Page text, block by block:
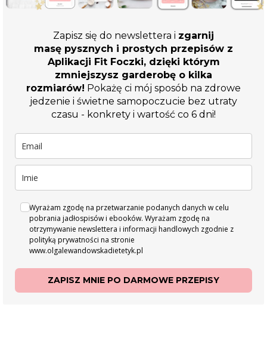
Zapisz się do newslettera i zgarnij
masę pysznych i prostych przepisów z
Aplikacji Fit Foczki, dzięki którym
zmniejszysz garderobę o kilka
rozmiarów! Pokażę ci mój sposób na zdrowe
jedzenie i świetne samopoczucie bez utraty
czasu - konkrety i wartość co 6 dni!
Wyrażam zgodę na przetwarzanie podanych danych w celu
pobrania jadłospisów i ebooków. Wyrażam zgodę na
otrzymywanie newslettera i informacji handlowych zgodnie z
polityką prywatności na stronie
www.olgalewandowskadietetyk.pl
ZAPISZ MNIE PO DARMOWE PRZEPISY